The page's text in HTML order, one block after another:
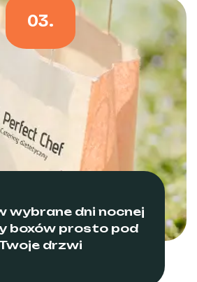
03.
wybrane dni nocnej
boxów prosto pod
drzwi